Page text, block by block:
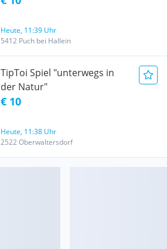
Heute, 11:39 Uhr
5412 Puch bei Hallein
TipToi Spiel "unterwegs in
der Natur"
€ 10
Heute, 11:38 Uhr
2522 Oberwaltersdorf